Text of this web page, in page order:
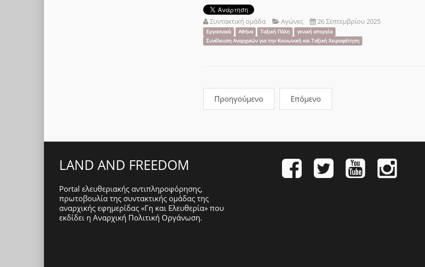
Συντακτική ομάδα Αγώνες 26 Σεπτεμβρίου 2025
Εργασιακά Αθήνα Ταξική Πάλη
γενική απεργία
Συνέλευση Αναρχικών για την Κοινωνική και Ταξική Χειραφέτηση
Προηγούμενο Επόμενο
LAND AND FREEDOM
Portal ελευθεριακής αντιπληροφόρησης,
πρωτοβουλία της συντακτικής ομάδας της
αναρχικής εφημερίδας «Γη και Ελευθερία» που
εκδίδει η Αναρχική Πολιτική Οργάνωση.